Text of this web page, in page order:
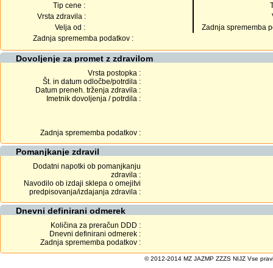
Tip cene :
Vrsta zdravila :
Velja od :
Zadnja sprememba
Zadnja sprememba podatkov :
Dovoljenje za promet z zdravilom
Vrsta postopka :
Št. in datum odločbe/potrdila :
Datum preneh. trženja zdravila :
Imetnik dovoljenja / potrdila :
Zadnja sprememba podatkov :
Pomanjkanje zdravil
Dodatni napotki ob pomanjkanju
zdravila :
Navodilo ob izdaji sklepa o omejitvi
predpisovanja/izdajanja zdravila :
Dnevni definirani odmerek
Količina za preračun DDD :
Dnevni definirani odmerek :
Zadnja sprememba podatkov :
© 2012-2014 MZ JAZMP ZZZS NIJZ Vse